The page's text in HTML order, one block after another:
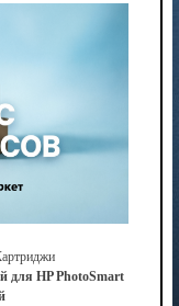
для HP PhotoSmart